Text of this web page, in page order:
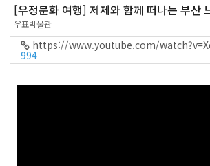
[우정문화 여행] 제제와 함께 떠나는 부산
우표박물관
https://www.youtube.com/
994